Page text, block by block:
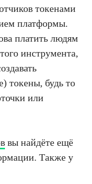
токенами
платформы.
платить людям
инструмента,
токены, будь то
или
вы найдёте ещё
Также у